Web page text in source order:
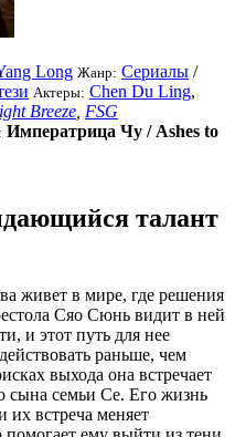
Long Жанр: Сериалы /
Актеры: Chen Du Ling,
Breeze FSG
Императрица Чу / Ashes to
талант
живет в мире, где решения
Сяо Сюнь видит в ней
и этот путь для нее
раньше, чем
выхода она встречает
сына семьи Се. Его жизнь
их встреча меняет